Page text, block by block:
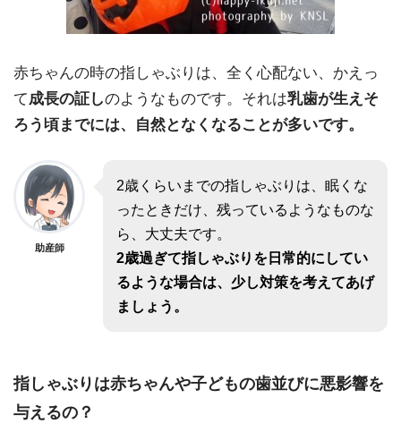
赤ちゃんの時の指しゃぶりは、全く心配ない、かえっ
て成長の証しのようなものです。それは乳歯が生えそ
ろう頃までには、自然となくなることが多いです。
助産師
2歳くらいまでの指しゃぶりは、眠くな
ったときだけ、残っているようなものな
ら、大丈夫です。
2歳過ぎて指しゃぶりを日常的にしてい
るような場合は、少し対策を考えてあげ
ましょう。
指しゃぶりは赤ちゃんや子どもの歯並びに悪影響を
与えるの？